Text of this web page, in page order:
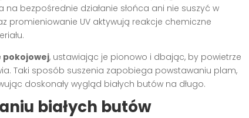
bezpośrednie działanie słońca ani nie suszyć w
promieniowanie UV aktywują reakcje chemiczne
pokojowej, ustawiając je pionowo i dbając, by powietrze
Taki sposób suszenia zapobiega powstawaniu plam,
doskonały wygląd białych butów na długo.
białych butów